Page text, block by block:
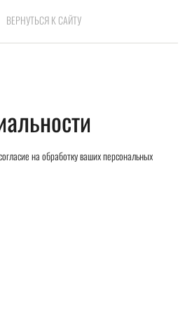
ВЕРНУТЬСЯ К САЙТУ
на обработку ваших персональных